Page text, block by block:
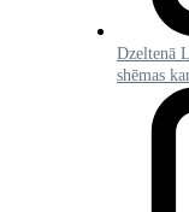
Dzeltenā
shēmas